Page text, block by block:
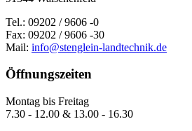
Tel.: 09202 / 9606 -0
Fax: 09202 / 9606 -30
Mail: info@stenglein-landtechnik.de
Öffnungszeiten
Montag bis Freitag
7.30 - 12.00 & 13.00 - 16.30